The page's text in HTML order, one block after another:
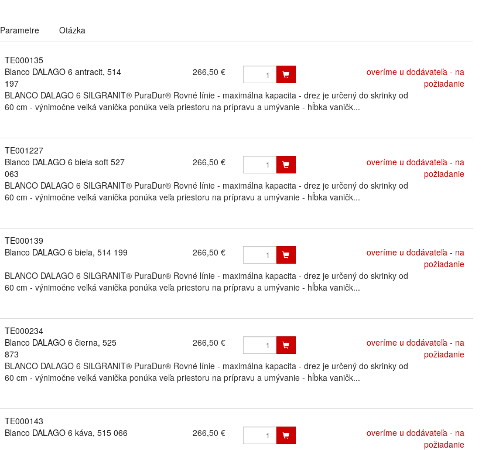
Parametre Otázka
TE000135
Blanco DALAGO 6 antracit, 514
197
266,50 €
overíme u dodávateľa - na
požiadanie
BLANCO DALAGO 6 SILGRANIT® PuraDur® Rovné línie - maximálna kapacita - drez je určený do skrinky od
60 cm - výnimočne veľká vanička ponúka veľa priestoru na prípravu a umývanie - hĺbka vaničk...
TE001227
Blanco DALAGO 6 biela soft 527
063
266,50 €
overíme u dodávateľa - na
požiadanie
BLANCO DALAGO 6 SILGRANIT® PuraDur® Rovné línie - maximálna kapacita - drez je určený do skrinky od
60 cm - výnimočne veľká vanička ponúka veľa priestoru na prípravu a umývanie - hĺbka vaničk...
TE000139
Blanco DALAGO 6 biela, 514 199
266,50 €
overíme u dodávateľa - na
požiadanie
BLANCO DALAGO 6 SILGRANIT® PuraDur® Rovné línie - maximálna kapacita - drez je určený do skrinky od
60 cm - výnimočne veľká vanička ponúka veľa priestoru na prípravu a umývanie - hĺbka vaničk...
TE000234
Blanco DALAGO 6 čierna, 525
873
266,50 €
overíme u dodávateľa - na
požiadanie
BLANCO DALAGO 6 SILGRANIT® PuraDur® Rovné línie - maximálna kapacita - drez je určený do skrinky od
60 cm - výnimočne veľká vanička ponúka veľa priestoru na prípravu a umývanie - hĺbka vaničk...
TE000143
Blanco DALAGO 6 káva, 515 066
266,50 €
overíme u dodávateľa - na
požiadanie